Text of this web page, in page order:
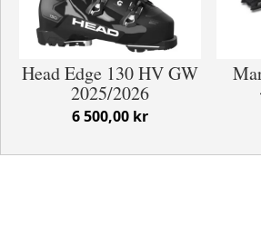
Head Edge 130 HV GW
2025/2026
6 500,00 kr